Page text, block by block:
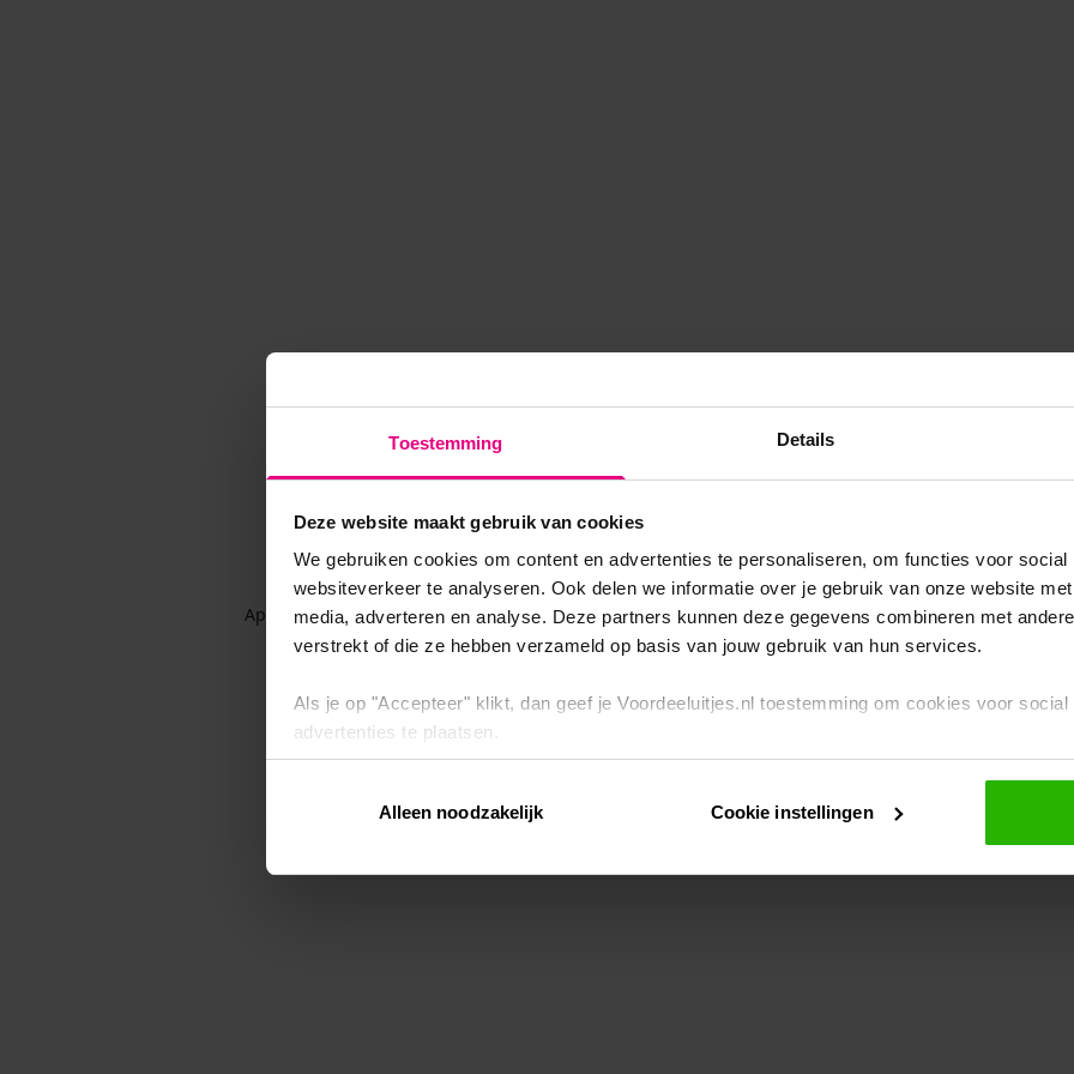
Toestemming Details
Deze website maakt gebruik van cookies
We gebruiken cookies om content en advertenties te personaliseren, om functies voor
websiteverkeer te analyseren. Ook delen we informatie over je gebruik van onze website
media, adverteren en analyse. Deze partners kunnen deze gegevens combineren met
verstrekt of die ze hebben verzameld op basis van jouw gebruik van hun services.
Als je op "Accepteer" klikt, dan geef je Voordeeluitjes.nl toestemming om cookies voor
advertenties te plaatsen.
Via "Cookie instellingen" kun je ook zelf instellen welke cookies worden geplaatst. Je kunt je
intrekken op onscookiebeleid.
Alleen noodzakelijk Cookie instellingen
Application error: a client-side exception has occurred while loadingwww.voordeeluitjes.nl (see the